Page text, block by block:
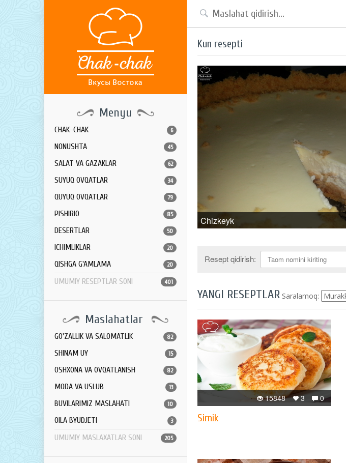
Menyu
CHAK-CHAK 6
NONUSHTA 45
SALAT VA GAZAKLAR 62
SUYUQ OVQATLAR 34
QUYUQ OVQATLAR 79
PISHIRIQ 85
DESERTLAR 50
ICHIMLIKLAR 20
QISHGA G'AMLAMA 20
UMUMIY RESEPTLAR SONI 401
Maslahatlar
GO'ZALLIK VA SALOMATLIK 82
SHINAM UY 15
OSHXONA VA OVQATLANISH 82
MODA VA USLUB 13
BUVILARIMIZ MASLAHATI 10
OILA BYUDJETI 3
UMUMIY MASLAXATLAR SONI 205
Kun resepti
Chizkeyk
Resept qidirish:
YANGI RESEPTLAR Saralamoq:
0
3
15848
Sirnik